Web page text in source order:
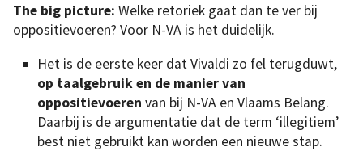
The big picture: Welke retoriek gaat dan te ver bij
oppositievoeren? Voor N-VA is het duidelijk.
Het is de eerste keer dat Vivaldi zo fel terugduwt,
op taalgebruik en de manier van
oppositievoeren van bij N-VA en Vlaams Belang.
Daarbij is de argumentatie dat de term ‘illegitiem’
best niet gebruikt kan worden een nieuwe stap.